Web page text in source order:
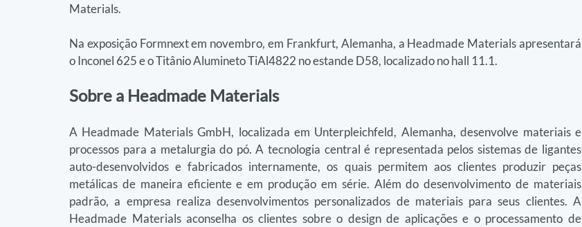
Materials.
Na exposição Formnext em novembro, em Frankfurt, Alemanha, a Headmade Materials apresentará
o Inconel 625 e o Titânio Alumineto TiAl4822 no estande D58, localizado no hall 11.1.
Sobre a Headmade Materials
A Headmade Materials GmbH, localizada em Unterpleichfeld, Alemanha, desenvolve materiais e
processos para a metalurgia do pó. A tecnologia central é representada pelos sistemas de ligantes
auto-desenvolvidos e fabricados internamente, os quais permitem aos clientes produzir peças
metálicas de maneira eficiente e em produção em série. Além do desenvolvimento de materiais
padrão, a empresa realiza desenvolvimentos personalizados de materiais para seus clientes. A
Headmade Materials aconselha os clientes sobre o design de aplicações e o processamento de